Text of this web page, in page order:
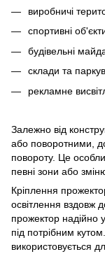
виробничі
спортивні
будівельні
склади та
рекламне
Залежно від
або поворотними,
повороту. Це
певні зони або
Кріплення
освітлення вздовж
прожектор надійно
під потрібним
використовується